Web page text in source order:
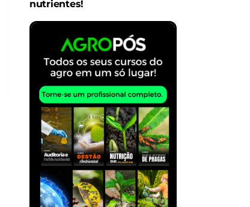
nutrientes!